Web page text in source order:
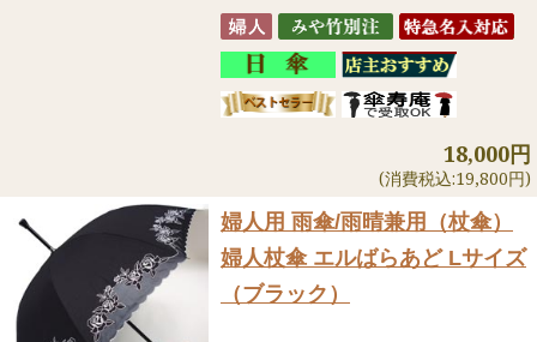
18,000円
(消費税込:19,800円)
婦人用 雨傘/雨晴兼用（杖傘）
婦人杖傘 エルばらあど Lサイズ
（ブラック）